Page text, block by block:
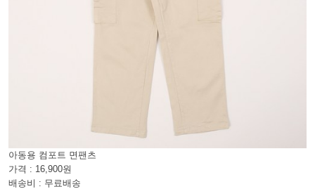
아동용 컴포트 면팬츠
가격 : 16,900원
배송비 : 무료배송